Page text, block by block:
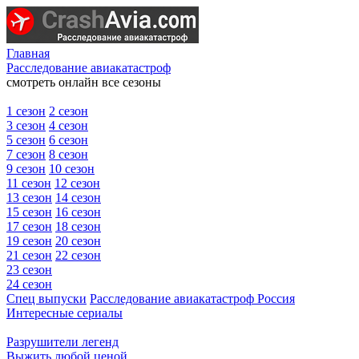
Главная
Расследование авиакатастроф
смотреть онлайн все сезоны
1 сезон 2 сезон
3 сезон 4 сезон
5 сезон 6 сезон
7 сезон 8 сезон
9 сезон 10 сезон
11 сезон 12 сезон
13 сезон 14 сезон
15 сезон 16 сезон
17 сезон 18 сезон
19 сезон 20 сезон
21 сезон 22 сезон
23 сезон
24 сезон
Спец выпуски Расследование авиакатастроф Россия
Интересные сериалы
Разрушители легенд
Выжить любой ценой